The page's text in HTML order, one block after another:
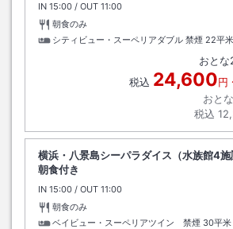
IN チェックイン
15:00 / OUT チェックアウト
11:00
朝食のみ
シティビュー・スーペリアダブル 禁煙 22平米
おとな
税込 24,600円
おと
税込
横浜・八景島シーパラダイス（水族館4施
朝食付き
IN チェックイン
15:00 / OUT チェックアウト
11:00
朝食のみ
ベイビュー・スーペリアツイン 禁煙 30平米